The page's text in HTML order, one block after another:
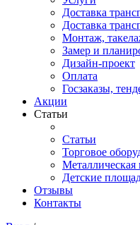
Доставка
Доставка
Монтаж,
Замер и
Дизайн-проект
Оплата
Госзаказы,
Акции
Статьи
Статьи
Торговое
Металлическая
Детские
Отзывы
Контакты